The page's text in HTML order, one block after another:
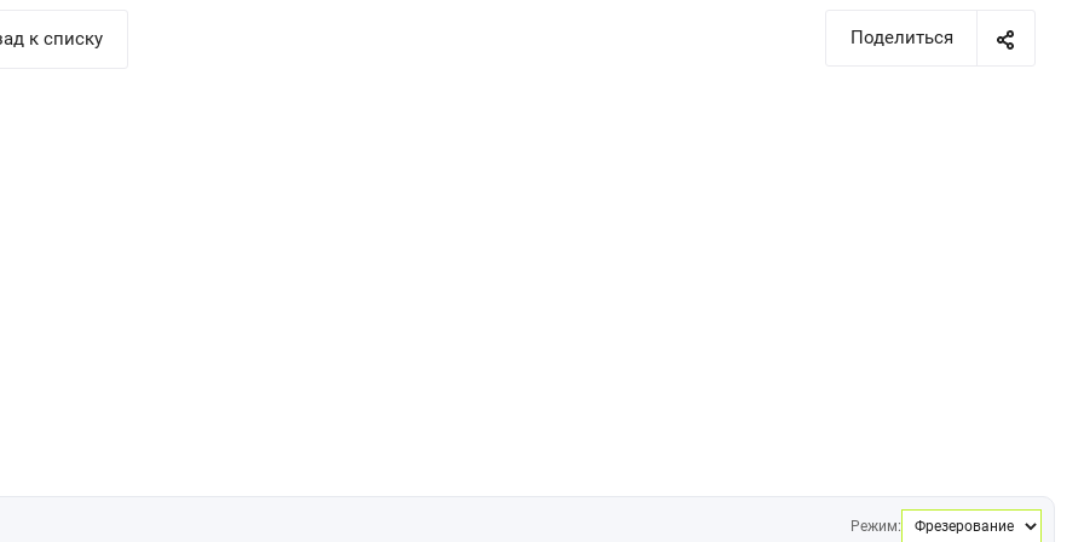
Поделиться
к списку
Режим: